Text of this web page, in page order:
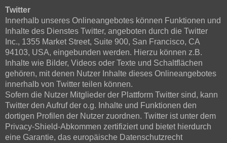
Twitter
Innerhalb unseres Onlineangebotes können Funktionen und
Inhalte des Dienstes Twitter, angeboten durch die Twitter
Inc., 1355 Market Street, Suite 900, San Francisco, CA
94103, USA, eingebunden werden. Hierzu können z.B.
Inhalte wie Bilder, Videos oder Texte und Schaltflächen
gehören, mit denen Nutzer Inhalte dieses Onlineangebotes
innerhalb von Twitter teilen können.
Sofern die Nutzer Mitglieder der Plattform Twitter sind, kann
Twitter den Aufruf der o.g. Inhalte und Funktionen den
dortigen Profilen der Nutzer zuordnen. Twitter ist unter dem
Privacy-Shield-Abkommen zertifiziert und bietet hierdurch
eine Garantie, das europäische Datenschutzrecht